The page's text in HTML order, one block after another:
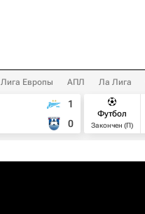
Лига Европы АПЛ Ла Лига
1
0
Футбол
Закончен (П)